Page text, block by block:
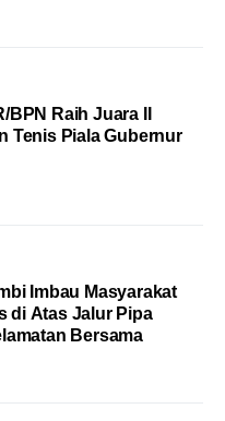
Raih Juara II
Tenis Piala Gubernur
Imbau Masyarakat
di Atas Jalur Pipa
Bersama